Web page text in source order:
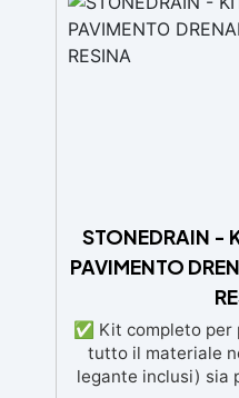
finitura protettiva
professionali:
resistente ai raggi
STONEDRAIN -
PAVIMENTO
✅ Kit completo per
tutto il materiale
legante inclusi) sia